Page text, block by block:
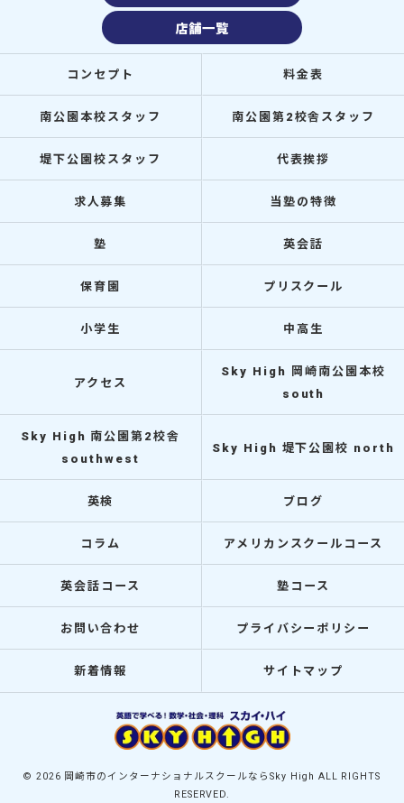
店舗一覧
コンセプト 料金表
南公園本校スタッフ 南公園第2校舎スタッフ
堤下公園校スタッフ 代表挨拶
求人募集 当塾の特徴
塾 英会話
保育園 プリスクール
小学生 中高生
アクセス
Sky High 岡崎南公園本校
south
Sky High 南公園第2校舎
southwest
Sky High 堤下公園校 north
英検 ブログ
コラム アメリカンスクールコース
英会話コース 塾コース
お問い合わせ プライバシーポリシー
新着情報 サイトマップ
© 2026 岡崎市のインターナショナルスクールならSky High ALL RIGHTS
RESERVED.